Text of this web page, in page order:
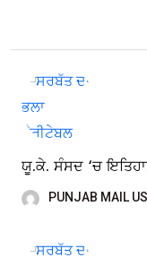
ਯੂ.ਕੇ. ਸੰਸਦ ‘ਚ
PUNJAB MAIL